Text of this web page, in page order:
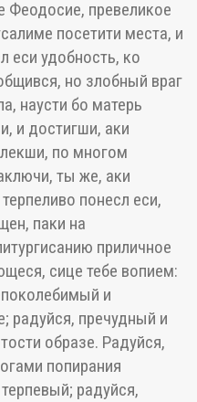
Феодосие, превеликое
посетити места, и
еси удобность, ко
но злобный враг
наусти бо матерь
и достигши, аки
по многом
ты же, аки
понесл еси,
паки на
приличное
сице тебе вопием:
и
радуйся, пречудный и
образе. Радуйся,
попирания
радуйся,